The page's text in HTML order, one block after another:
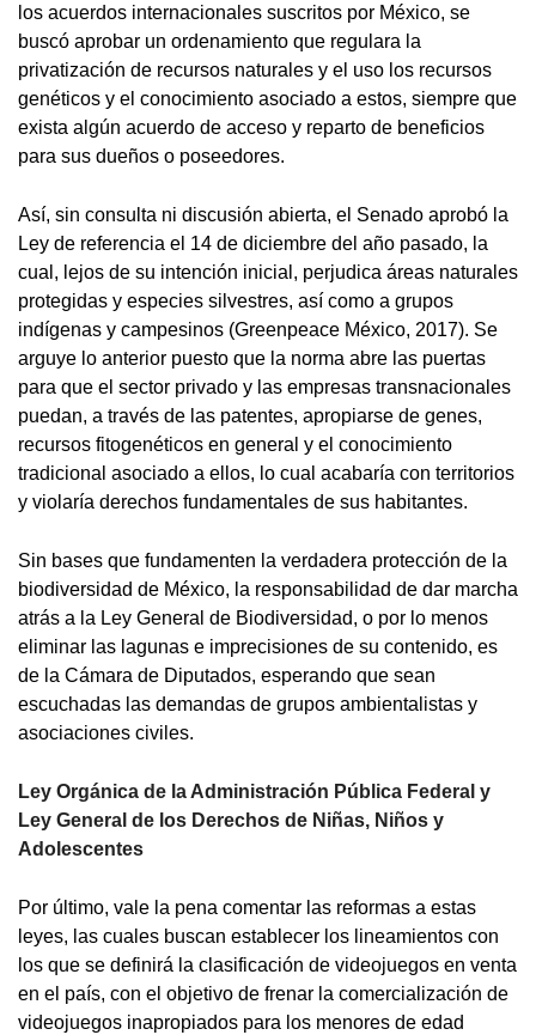
los acuerdos internacionales suscritos por México, se
buscó aprobar un ordenamiento que regulara la
privatización de recursos naturales y el uso los recursos
genéticos y el conocimiento asociado a estos, siempre que
exista algún acuerdo de acceso y reparto de beneficios
para sus dueños o poseedores.
Así, sin consulta ni discusión abierta, el Senado aprobó la
Ley de referencia el 14 de diciembre del año pasado, la
cual, lejos de su intención inicial, perjudica áreas naturales
protegidas y especies silvestres, así como a grupos
indígenas y campesinos (Greenpeace México, 2017). Se
arguye lo anterior puesto que la norma abre las puertas
para que el sector privado y las empresas transnacionales
puedan, a través de las patentes, apropiarse de genes,
recursos fitogenéticos en general y el conocimiento
tradicional asociado a ellos, lo cual acabaría con territorios
y violaría derechos fundamentales de sus habitantes.
Sin bases que fundamenten la verdadera protección de la
biodiversidad de México, la responsabilidad de dar marcha
atrás a la Ley General de Biodiversidad, o por lo menos
eliminar las lagunas e imprecisiones de su contenido, es
de la Cámara de Diputados, esperando que sean
escuchadas las demandas de grupos ambientalistas y
asociaciones civiles.
Ley Orgánica de la Administración Pública Federal y
Ley General de los Derechos de Niñas, Niños y
Adolescentes
Por último, vale la pena comentar las reformas a estas
leyes, las cuales buscan establecer los lineamientos con
los que se definirá la clasificación de videojuegos en venta
en el país, con el objetivo de frenar la comercialización de
videojuegos inapropiados para los menores de edad